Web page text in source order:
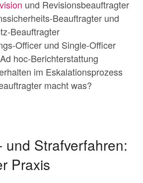
und Revisionsbeauftragter
Beauftragter und
Beauftragter
Officer und Single-Officer
hoc-Berichterstattung
im Eskalationsprozess
macht was?
und Strafverfahren:
Praxis